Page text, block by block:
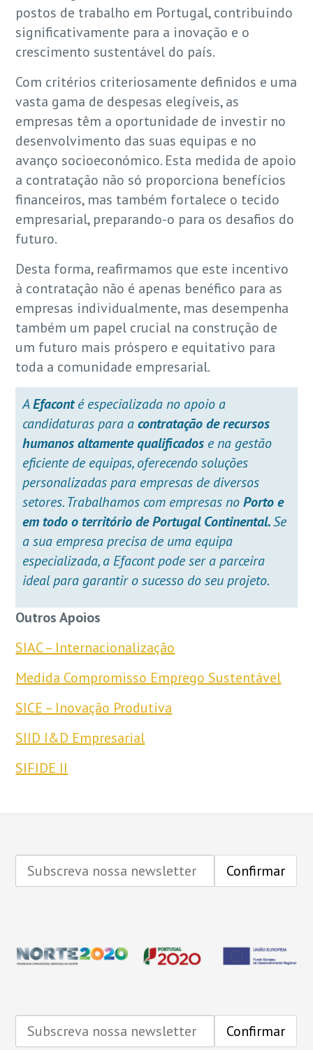
postos de trabalho em Portugal, contribuindo
significativamente para a inovação e o
crescimento sustentável do país.
Com critérios criteriosamente definidos e uma
vasta gama de despesas elegíveis, as
empresas têm a oportunidade de investir no
desenvolvimento das suas equipas e no
avanço socioeconómico. Esta medida de apoio
a contratação não só proporciona benefícios
financeiros, mas também fortalece o tecido
empresarial, preparando-o para os desafios do
futuro.
Desta forma, reafirmamos que este incentivo
à contratação não é apenas benéfico para as
empresas individualmente, mas desempenha
também um papel crucial na construção de
um futuro mais próspero e equitativo para
toda a comunidade empresarial.
AEfaconté especializada no apoio a
candidaturas para acontratação de recursos
humanos altamente qualificados e na gestão
eficiente de equipas, oferecendo soluções
personalizadas para empresas de diversos
setores. Trabalhamos com empresas noPorto e
em todo o território de Portugal Continental.Se
a sua empresa precisa de uma equipa
especializada, a Efacont pode ser a parceira
ideal para garantir o sucesso do seu projeto.
Outros Apoios
SIAC – Internacionalização
Medida Compromisso Emprego Sustentável
SICE – Inovação Produtiva
SIID I&D Empresarial
SIFIDE II